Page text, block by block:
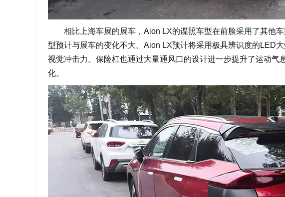
相比上海车展的展车，Aion LX的谍照车型在前脸采用了其他车
型预计与展车的变化不大。Aion LX预计将采用极具辨识度的LED
视觉冲击力。保险杠也通过大量通风口的设计进一步提升了运动
化。